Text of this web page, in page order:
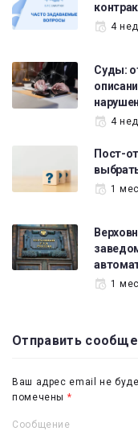
4
Суды:
4
Пост-
1
1
Отправить
Ваш адрес email не
помечены *
Сообщение